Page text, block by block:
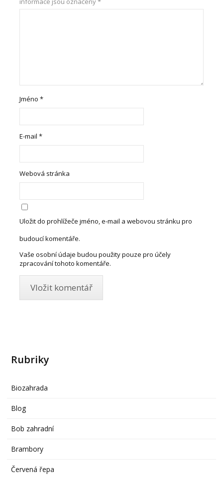
Jméno*
E-mail*
Webová stránka
Uložit do prohlížeče jméno, e-mail a webovou stránku pro
budoucí komentáře.
Vaše osobní údaje budou použity pouze pro účely
zpracování tohoto komentáře.
Rubriky
Biozahrada
Blog
Bob zahradní
Brambory
Červená řepa